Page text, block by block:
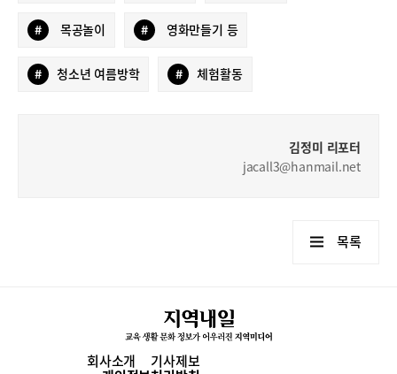
# 목공놀이 # 영화만들기 등
# 청소년 여름방학 # 체험활동
김정미 리포터
jacall3@hanmail.net
목록
회사소개 기사제보